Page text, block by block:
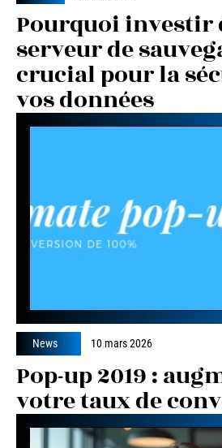
Pourquoi investir
serveur de
crucial pour la
vos données
News 10 mars 2026
Pop-up 2019 :
votre taux de